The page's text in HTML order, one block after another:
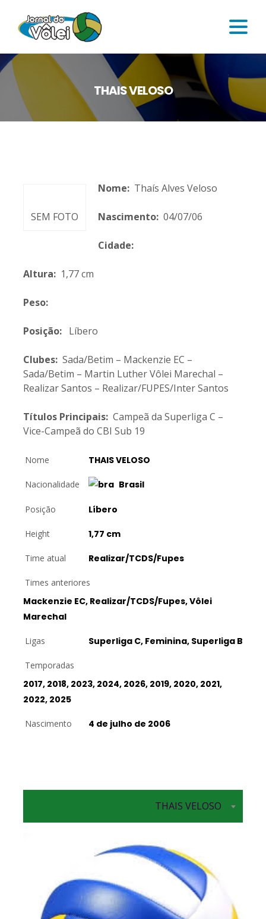
THAIS VELOSO
SEM FOTO
Nome: Thaís Alves Veloso
Nascimento: 04/07/06
Cidade:
Altura: 1,77 cm
Peso:
Posição: Líbero
Clubes: Sada/Betim – Mackenzie EC –
Sada/Betim – Martin Luther Vôlei Marechal –
Realizar Santos – Realizar/FUPES/Inter Santos
Títulos Principais: Campeã da Superliga C –
Vice-Campeã do CBI Sub 19
Nome THAIS VELOSO
Nacionalidade Brasil
Posição Líbero
Height 1,77 cm
Time atual Realizar/TCDS/Fupes
Times anteriores
Mackenzie EC, Realizar/TCDS/Fupes, Vôlei
Marechal
Ligas Superliga C, Feminina, Superliga B
Temporadas
2017, 2018, 2023, 2024, 2026, 2019, 2020, 2021,
2022, 2025
Nascimento 4 de julho de 2006
THAIS VELOSO